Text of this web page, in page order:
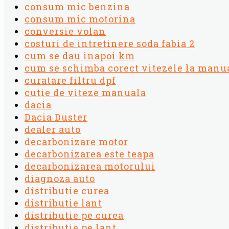
consum mic benzina
consum mic motorina
conversie volan
costuri de intretinere soda fabia 2
cum se dau inapoi km
cum se schimba corect vitezele la
curatare filtru dpf
cutie de viteze manuala
dacia
Dacia Duster
dealer auto
decarbonizare motor
decarbonizarea este teapa
decarbonizarea motorului
diagnoza auto
distributie curea
distributie lant
distributie pe curea